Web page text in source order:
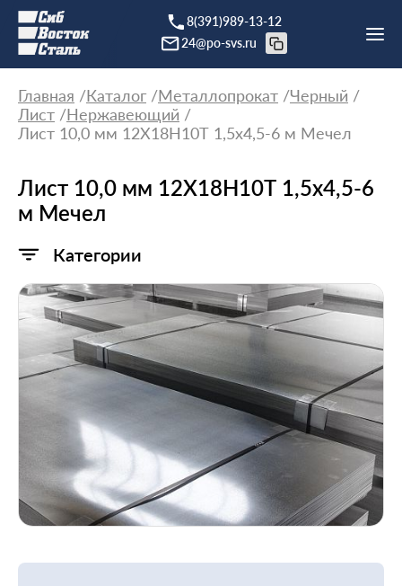
8(391)989-13-12
24@po-svs.ru
Главная Каталог Металлопрокат
Черный
Лист
Нержавеющий
Лист 10,0 мм 12Х18Н10Т 1,5x4,5-6 м Мечел
Лист 10,0 мм 12Х18Н10Т 1,5x4,5-6
м Мечел
Категории